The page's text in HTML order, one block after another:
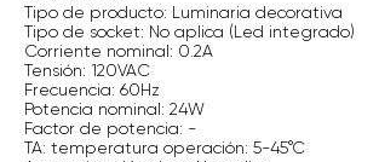
Tipo de producto: Luminaria decorativa
Tipo de socket: No aplica (Led integrado)
Corriente nominal: 0.2A
Tensión: 120VAC
Frecuencia: 60Hz
Potencia nominal: 24W
Factor de potencia: -
TA: temperatura operación: 5-45°C